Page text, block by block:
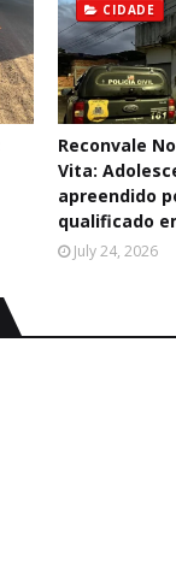
CIDADE
Reconvale
Vita:
apreendido
qualificado
July 24, 2026